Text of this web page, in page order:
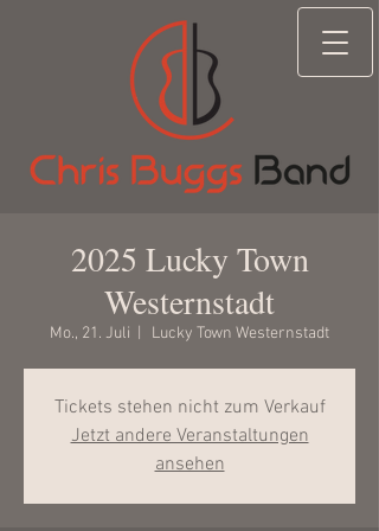
2025 Lucky Town
Westernstadt
Mo., 21. Juli Lucky Town Westernstadt
Tickets stehen nicht zum Verkauf
Jetzt andere Veranstaltungen
ansehen